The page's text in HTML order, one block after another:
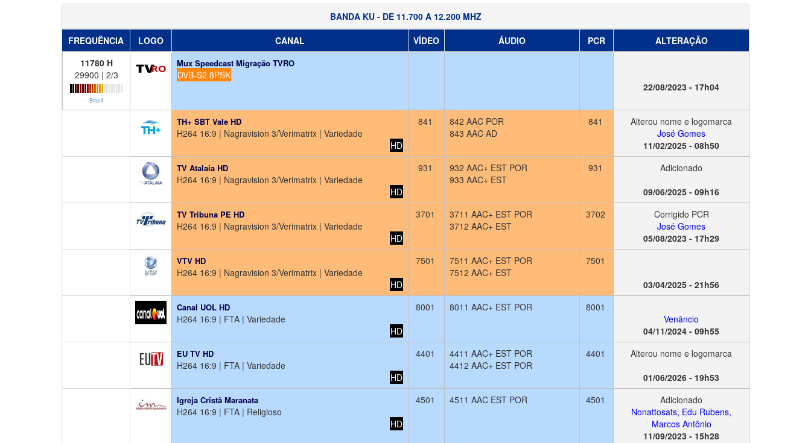
BANDA KU - DE 11.700 A 12.200 MHZ
FREQUÊNCIA
LOGO CANAL VÍDEO ÁUDIO PCR
ALTERAÇÃO
11780 H
29900 | 2/3
Brasil
Mux Speedcast Migração TVRO
DVB-S2 8PSK
22/08/2023 - 17h04
TH+ SBT Vale HD
H264 16:9 | Nagravision 3/Verimatrix | Variedade
HD
841
842 AAC POR
843 AAC AD
841
Alterou nome e logomarca
José Gomes
11/02/2025 - 08h50
TV Atalaia HD
H264 16:9 | Nagravision 3/Verimatrix | Variedade
HD
931
932 AAC+ EST POR
933 AAC+ EST
931
Adicionado
09/06/2025 - 09h16
TV Tribuna PE HD
H264 16:9 | Nagravision 3/Verimatrix | Variedade
HD
3701
3711 AAC+ EST POR
3712 AAC+ EST
3702
Corrigido PCR
José Gomes
05/08/2023 - 17h29
VTV HD
H264 16:9 | Nagravision 3/Verimatrix | Variedade
HD
7501
7511 AAC+ EST POR
7512 AAC+ EST
7501
03/04/2025 - 21h56
Canal UOL HD
H264 16:9 | FTA | Variedade
HD
8001 8011 AAC+ EST POR
8001
Venâncio
04/11/2024 - 09h55
EU TV HD
H264 16:9 | FTA | Variedade
HD
4401
4411 AAC+ EST POR
4412 AAC+ EST POR
4401
Alterou nome e logomarca
01/06/2026 - 19h53
Igreja Cristã Maranata
H264 16:9 | FTA | Religioso
HD
4501 4511 AAC EST POR 4501
Adicionado
Nonattosats, Edu Rubens,
Marcos Antônio
11/09/2023 - 15h28